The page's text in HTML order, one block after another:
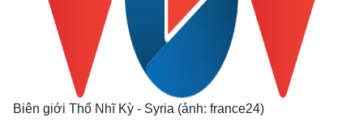
Biên giới Thổ Nhĩ Kỳ - Syria (ảnh: france24)